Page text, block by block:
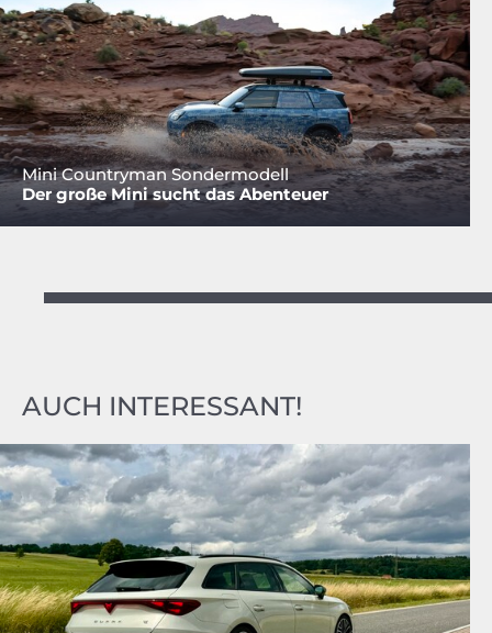
Mini Countryman Sondermodell
Der große Mini sucht das Abenteuer
AUCH INTERESSANT!